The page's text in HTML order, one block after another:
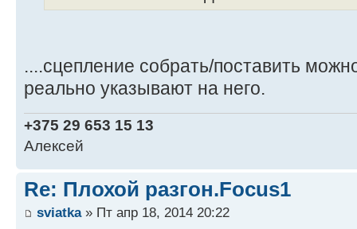
....сцепление собрать/поставить
реально указывают на него.
+375 29 653 15 13
Алексей
Re: Плохой разгон.Focus1
sviatka» Пт апр 18, 2014 20:22